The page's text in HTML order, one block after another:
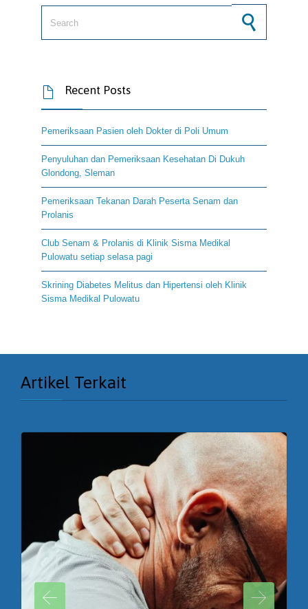
 Recent Posts
Pemeriksaan Pasien oleh Dokter di Poli Umum
Penyuluhan dan Pemeriksaan Kesehatan Di Dukuh
Glondong, Sleman
Pemeriksaan Tekanan Darah Peserta Senam dan
Prolanis
Club Senam & Prolanis di Klinik Sisma Medikal
Pulowatu setiap selasa pagi
Skrining Diabetes Melitus dan Hipertensi oleh Klinik
Sisma Medikal Pulowatu
Artikel Terkait